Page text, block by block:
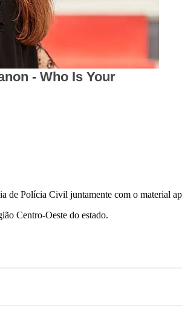
de Polícia Civil juntamente com o material
Centro-Oeste do estado.